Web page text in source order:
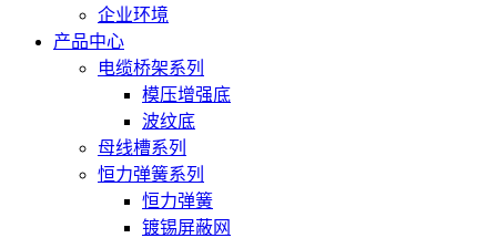
企业环境
产品中心
电缆桥架系列
模压增强底
波纹底
母线槽系列
恒力弹簧系列
恒力弹簧
镀锡屏蔽网